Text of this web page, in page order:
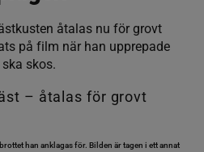
åtalas nu för grovt
på film när han upprepade
skos.
han anklagas för. Bilden är tagen i ett annat